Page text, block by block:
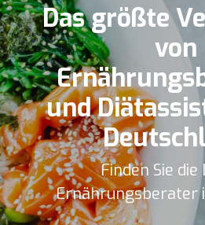
Das größte
von
und
Finden Sie die
Ernährungsberater